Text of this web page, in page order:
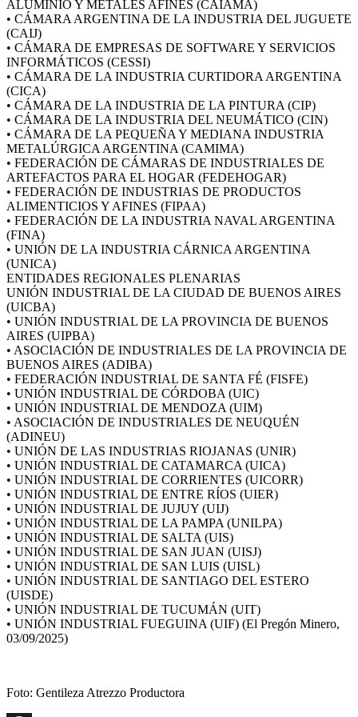
ALUMINIO Y METALES AFINES (CAIAMA)
• CÁMARA ARGENTINA DE LA INDUSTRIA DEL JUGUETE
(CAIJ)
• CÁMARA DE EMPRESAS DE SOFTWARE Y SERVICIOS
INFORMÁTICOS (CESSI)
• CÁMARA DE LA INDUSTRIA CURTIDORA ARGENTINA
(CICA)
• CÁMARA DE LA INDUSTRIA DE LA PINTURA (CIP)
• CÁMARA DE LA INDUSTRIA DEL NEUMÁTICO (CIN)
• CÁMARA DE LA PEQUEÑA Y MEDIANA INDUSTRIA
METALÚRGICA ARGENTINA (CAMIMA)
• FEDERACIÓN DE CÁMARAS DE INDUSTRIALES DE
ARTEFACTOS PARA EL HOGAR (FEDEHOGAR)
• FEDERACIÓN DE INDUSTRIAS DE PRODUCTOS
ALIMENTICIOS Y AFINES (FIPAA)
• FEDERACIÓN DE LA INDUSTRIA NAVAL ARGENTINA
(FINA)
• UNIÓN DE LA INDUSTRIA CÁRNICA ARGENTINA
(UNICA)
ENTIDADES REGIONALES PLENARIAS
UNIÓN INDUSTRIAL DE LA CIUDAD DE BUENOS AIRES
(UICBA)
• UNIÓN INDUSTRIAL DE LA PROVINCIA DE BUENOS
AIRES (UIPBA)
• ASOCIACIÓN DE INDUSTRIALES DE LA PROVINCIA DE
BUENOS AIRES (ADIBA)
• FEDERACIÓN INDUSTRIAL DE SANTA FÉ (FISFE)
• UNIÓN INDUSTRIAL DE CÓRDOBA (UIC)
• UNIÓN INDUSTRIAL DE MENDOZA (UIM)
• ASOCIACIÓN DE INDUSTRIALES DE NEUQUÉN
(ADINEU)
• UNIÓN DE LAS INDUSTRIAS RIOJANAS (UNIR)
• UNIÓN INDUSTRIAL DE CATAMARCA (UICA)
• UNIÓN INDUSTRIAL DE CORRIENTES (UICORR)
• UNIÓN INDUSTRIAL DE ENTRE RÍOS (UIER)
• UNIÓN INDUSTRIAL DE JUJUY (UIJ)
• UNIÓN INDUSTRIAL DE LA PAMPA (UNILPA)
• UNIÓN INDUSTRIAL DE SALTA (UIS)
• UNIÓN INDUSTRIAL DE SAN JUAN (UISJ)
• UNIÓN INDUSTRIAL DE SAN LUIS (UISL)
• UNIÓN INDUSTRIAL DE SANTIAGO DEL ESTERO
(UISDE)
• UNIÓN INDUSTRIAL DE TUCUMÁN (UIT)
• UNIÓN INDUSTRIAL FUEGUINA (UIF) (El Pregón Minero,
03/09/2025)
Foto: Gentileza Atrezzo Productora